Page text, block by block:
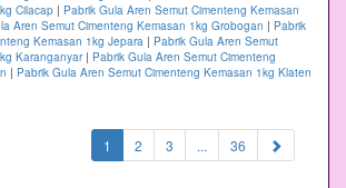
Cilacap | Pabrik Gula Aren Semut Cimenteng Kemasan
Aren Semut Cimenteng Kemasan 1kg Grobogan | Pabrik
Kemasan 1kg Jepara | Pabrik Gula Aren Semut
Karanganyar| Pabrik Gula Aren Semut Cimenteng
| Pabrik Gula Aren Semut Cimenteng Kemasan 1kg Klaten
1 (current)
2 3 ... 36